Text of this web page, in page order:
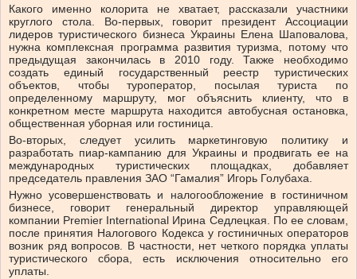
Какого именно колорита не хватает, рассказали участники
круглого стола. Во-первых, говорит президент Ассоциации
лидеров туристического бизнеса Украины Елена Шаповалова,
нужна комплексная программа развития туризма, потому что
предыдущая закончилась в 2010 году. Также необходимо
создать единый государственный реестр туристических
объектов, чтобы туроператор, посылая туриста по
определенному маршруту, мог объяснить клиенту, что в
конкретном месте маршрута находится автобусная остановка,
общественная уборная или гостиница.
Во-вторых, следует усилить маркетинговую политику и
разработать пиар-кампанию для Украины и продвигать ее на
международных туристических площадках, добавляет
председатель правления ЗАО “Гамалия” Игорь Голубаха.
Нужно усовершенствовать и налогообложение в гостиничном
бизнесе, говорит генеральный директор управляющей
компании Premier International Ирина Седлецкая. По ее словам,
после принятия Налогового Кодекса у гостиничных операторов
возник ряд вопросов. В частности, нет четкого порядка уплаты
туристического сбора, есть исключения относительно его
уплаты.